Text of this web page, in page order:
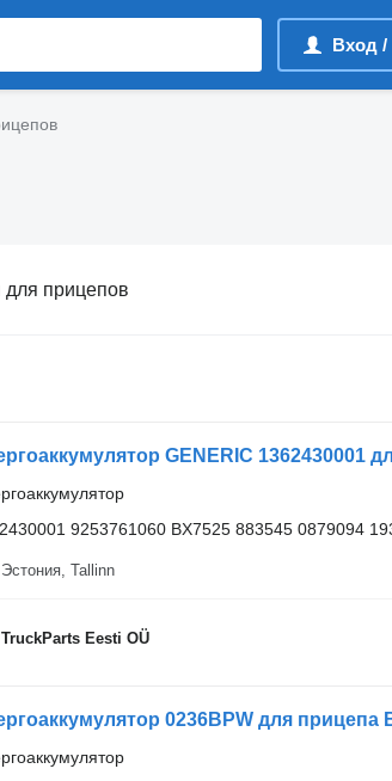
Вход /
для прицепов
GENERIC 1362430001
9253761060 BX7525 883545 0879094
Эстония, Tallinn
TruckParts Eesti OÜ
0236BPW для прицепа